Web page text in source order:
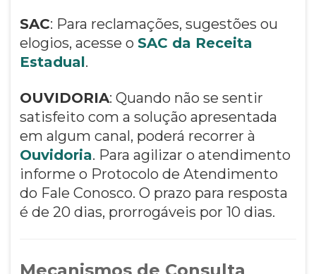
SAC: Para reclamações, sugestões ou
elogios, acesse o SAC da Receita
Estadual.
OUVIDORIA: Quando não se sentir
satisfeito com a solução apresentada
em algum canal, poderá recorrer à
Ouvidoria. Para agilizar o atendimento
informe o Protocolo de Atendimento
do Fale Conosco. O prazo para resposta
é de 20 dias, prorrogáveis por 10 dias.
Mecanismos de Consulta